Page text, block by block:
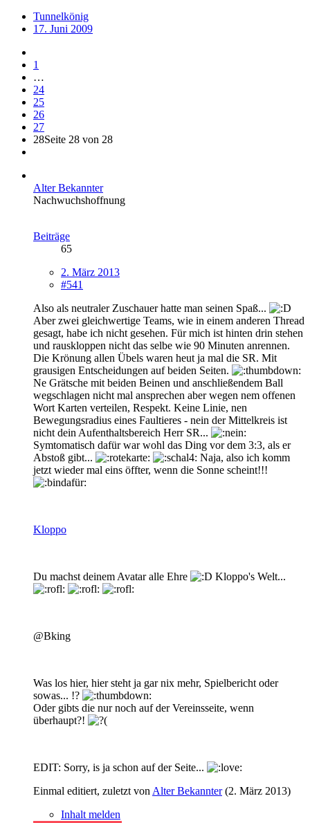
Tunnelkönig
17. Juni 2009
1
…
24
25
26
27
28Seite 28 von 28
Alter Bekannter
Nachwuchshoffnung
Beiträge
65
2. März 2013
#541
Also als neutraler Zuschauer hatte man seinen Spaß...
Aber zwei gleichwertige Teams, wie in einem anderen Thread
gesagt, habe ich nicht gesehen. Für mich ist hinten drin stehen
und rauskloppen nicht das selbe wie 90 Minuten anrennen.
Die Krönung allen Übels waren heut ja mal die SR. Mit
grausigen Entscheidungen auf beiden Seiten.
Ne Grätsche mit beiden Beinen und anschließendem Ball
wegschlagen nicht mal ansprechen aber wegen nem offenen
Wort Karten verteilen, Respekt. Keine Linie, nen
Bewegungsradius eines Faultieres - nein der Mittelkreis ist
nicht dein Aufenthaltsbereich Herr SR...
Symtomatisch dafür war wohl das Ding vor dem 3:3, als er
Abstoß gibt...
Naja, also ich komm
jetzt wieder mal eins öffter, wenn die Sonne scheint!!!
Kloppo
Du machst deinem Avatar alle Ehre Kloppo's Welt...
@Bking
Was los hier, hier steht ja gar nix mehr, Spielbericht oder
sowas... !?
Oder gibts die nur noch auf der Vereinsseite, wenn
überhaupt?!
EDIT: Sorry, is ja schon auf der Seite...
Einmal editiert, zuletzt von Alter Bekannter(2. März 2013)
Inhalt melden